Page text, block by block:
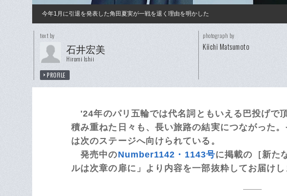
今年1月に引退を発表した角田夏実が一戦を退く理由を明かした
text by
石井宏美
Hiromi Ishii
PROFILE
photograph by
Kiichi Matsumoto
'24年のパリ五輪では代名詞ともいえる巴投げで
積み重ねた日々も、長い旅路の結実につながった
は次のステージへ向けられている。
発売中のNumber1142・1143号に掲載の［新た
ルは次章の扉に」より内容を一部抜粋してお届けし